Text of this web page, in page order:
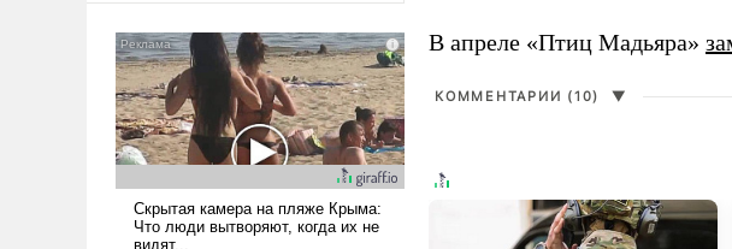
псевдонаучной фантастики,
стало всерьез обсуждаемой
идеей.
В апреле «Птиц Мадьяра»
КОММЕНТАРИИ (10) ▼